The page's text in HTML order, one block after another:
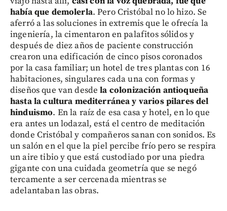
había que demolerla. Pero Cristóbal no lo hizo. Se
aferró a las soluciones in extremis que le ofrecía la
ingeniería, la cimentaron en palafitos sólidos y
después de diez años de paciente construcción
crearon una edificación de cinco pisos coronados
por la casa familiar; un hotel de tres plantas con 16
habitaciones, singulares cada una con formas y
diseños que van desde la colonización antioqueña
hasta la cultura mediterránea y varios pilares del
hinduismo. En la raíz de esa casa y hotel, en lo que
era antes un lodazal, está el centro de meditación
donde Cristóbal y compañeros sanan con sonidos. Es
un salón en el que la piel percibe frío pero se respira
un aire tibio y que está custodiado por una piedra
gigante con una cuidada geometría que se negó
tercamente a ser cercenada mientras se
adelantaban las obras.